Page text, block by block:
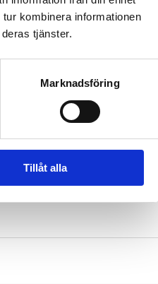
kombinera informationen
tjänster.
Marknadsföring
Tillåt alla